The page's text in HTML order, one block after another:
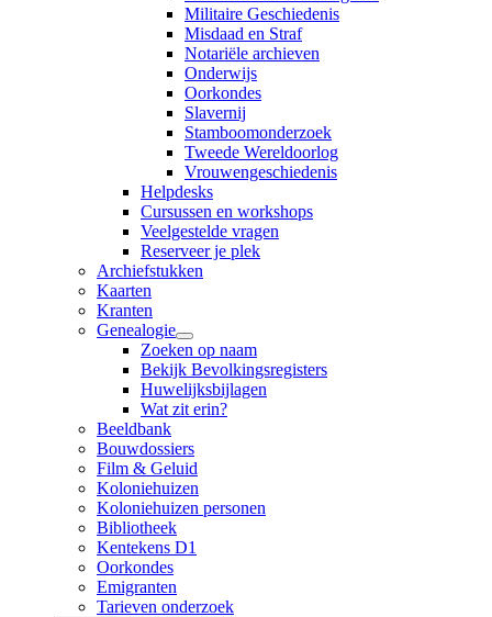
Militaire Geschiedenis
Misdaad en Straf
Notariële archieven
Onderwijs
Oorkondes
Slavernij
Stamboomonderzoek
Tweede Wereldoorlog
Vrouwengeschiedenis
Helpdesks
Cursussen en workshops
Veelgestelde vragen
Reserveer je plek
Archiefstukken
Kaarten
Kranten
Genealogie
Zoeken op naam
Bekijk Bevolkingsregisters
Huwelijksbijlagen
Wat zit erin?
Beeldbank
Bouwdossiers
Film & Geluid
Koloniehuizen
Koloniehuizen personen
Bibliotheek
Kentekens D1
Oorkondes
Emigranten
Tarieven onderzoek